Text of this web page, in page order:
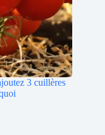
3 cuillères